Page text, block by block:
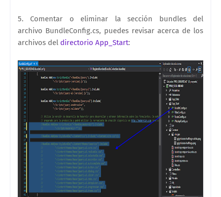
5. Comentar o eliminar la sección bundles del
archivo BundleConfig.cs, puedes revisar acerca de los
archivos del directorio App_Start: